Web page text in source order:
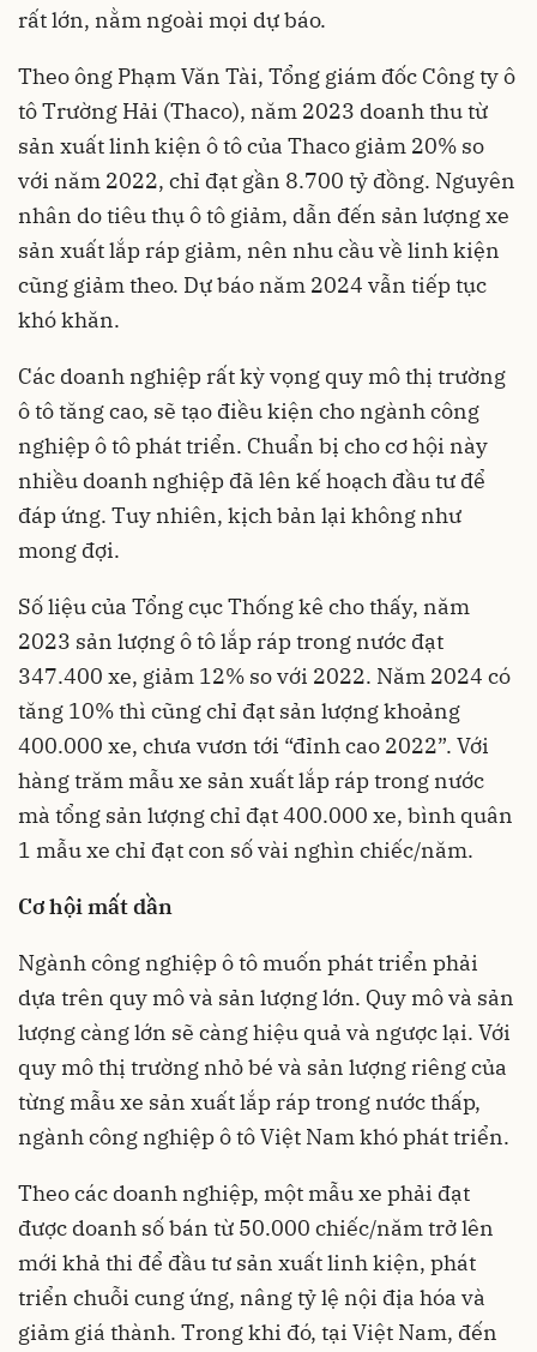
rất lớn, nằm ngoài mọi dự báo.
Theo ông Phạm Văn Tài, Tổng giám đốc Công ty ô
tô Trường Hải (Thaco), năm 2023 doanh thu từ
sản xuất linh kiện ô tô của Thaco giảm 20% so
với năm 2022, chỉ đạt gần 8.700 tỷ đồng. Nguyên
nhân do tiêu thụ ô tô giảm, dẫn đến sản lượng xe
sản xuất lắp ráp giảm, nên nhu cầu về linh kiện
cũng giảm theo. Dự báo năm 2024 vẫn tiếp tục
khó khăn.
Các doanh nghiệp rất kỳ vọng quy mô thị trường
ô tô tăng cao, sẽ tạo điều kiện cho ngành công
nghiệp ô tô phát triển. Chuẩn bị cho cơ hội này
nhiều doanh nghiệp đã lên kế hoạch đầu tư để
đáp ứng. Tuy nhiên, kịch bản lại không như
mong đợi.
Số liệu của Tổng cục Thống kê cho thấy, năm
2023 sản lượng ô tô lắp ráp trong nước đạt
347.400 xe, giảm 12% so với 2022. Năm 2024 có
tăng 10% thì cũng chỉ đạt sản lượng khoảng
400.000 xe, chưa vươn tới “đỉnh cao 2022”. Với
hàng trăm mẫu xe sản xuất lắp ráp trong nước
mà tổng sản lượng chỉ đạt 400.000 xe, bình quân
1 mẫu xe chỉ đạt con số vài nghìn chiếc/năm.
Cơ hội mất dần
Ngànhcông nghiệp ô tô muốn phát triển phải
dựa trên quy mô và sản lượng lớn. Quy mô và sản
lượng càng lớn sẽ càng hiệu quả và ngược lại. Với
quy mô thị trường nhỏ bé và sản lượng riêng của
từng mẫu xe sản xuất lắp ráp trong nước thấp,
ngành công nghiệp ô tô Việt Nam khó phát triển.
Theo các doanh nghiệp, một mẫu xe phải đạt
được doanh số bán từ 50.000 chiếc/năm trở lên
mới khả thi để đầu tư sản xuất linh kiện, phát
triển chuỗi cung ứng, nâng tỷ lệ nội địa hóa và
giảm giá thành. Trong khi đó, tại Việt Nam, đến